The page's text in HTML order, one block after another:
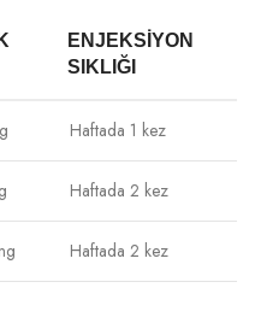
ENJEKSIYON
SIKLIĞI
Haftada 1 kez
Haftada 2 kez
Haftada 2 kez